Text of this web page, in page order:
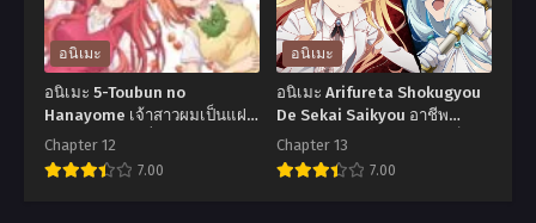
2
Repeat
สาว
ใส
หัวใจ
บ้าน
Akashic
Records
ตอน
ที่1-
12
ซับ
อนิเมะ
อนิเมะ 5-Toubun no
Hanayome เจ้าสาวผมเป็นแฝด
ห้า ภาค 1 ตอนที่1-12 ซับไทย
Chapter 12
7.00
อนิเมะ
อนิเมะ Arifureta Shokugyou
De Sekai Saikyou อาชีพ
กระจอกแล้วทำไมยังไงข้าก็เทพ
ภาค 1 ตอนที่1-13 พากย์ไทย+ซับ
ไทย
Chapter 13
7.00